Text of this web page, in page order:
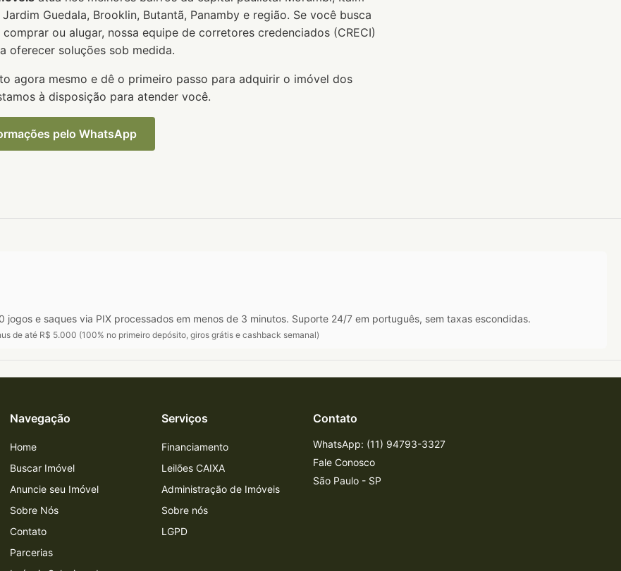
Jardim Guedala, Brooklin, Butantã, Panamby e região. Se você busca
ou alugar, nossa equipe de corretores credenciados (CRECI)
oferecer soluções sob medida.
agora mesmo e dê o primeiro passo para adquirir o imóvel dos
à disposição para atender você.
pelo WhatsApp
e saques via PIX processados em menos de 3 minutos. Suporte 24/7 em português, sem taxas escondidas.
de até R$ 5.000 (100% no primeiro depósito, giros grátis e cashback semanal)
Navegação
Home
Buscar Imóvel
Anuncie seu Imóvel
Sobre Nós
Contato
Parcerias
Serviços
Financiamento
Leilões CAIXA
Administração de Imóveis
Sobre nós
LGPD
Contato
WhatsApp: (11) 94793-3327
Fale Conosco
São Paulo - SP